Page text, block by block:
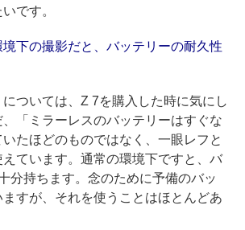
です。
下の撮影だと、バッテリーの耐久性
ついては、Z 7を購入した時に気にし
「ミラーレスのバッテリーはすぐな
いたほどのものではなく、一眼レフと
ています。通常の環境下ですと、バ
分持ちます。念のために予備のバッ
すが、それを使うことはほとんどあ